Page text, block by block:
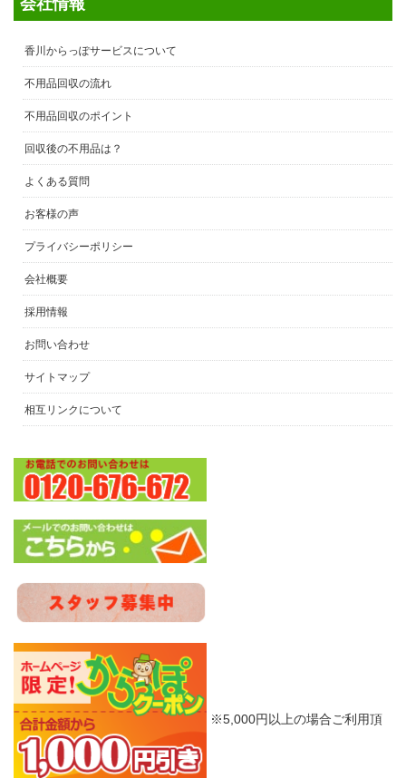
会社情報
香川からっぽサービスについて
不用品回収の流れ
不用品回収のポイント
回収後の不用品は？
よくある質問
お客様の声
プライバシーポリシー
会社概要
採用情報
お問い合わせ
サイトマップ
相互リンクについて
※5,000円以上の場合ご利用頂